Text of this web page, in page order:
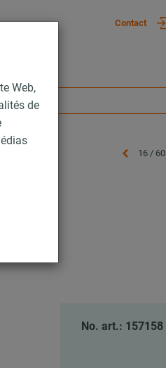
Web,
de
Contact
16 / 60
No. art.: 157158